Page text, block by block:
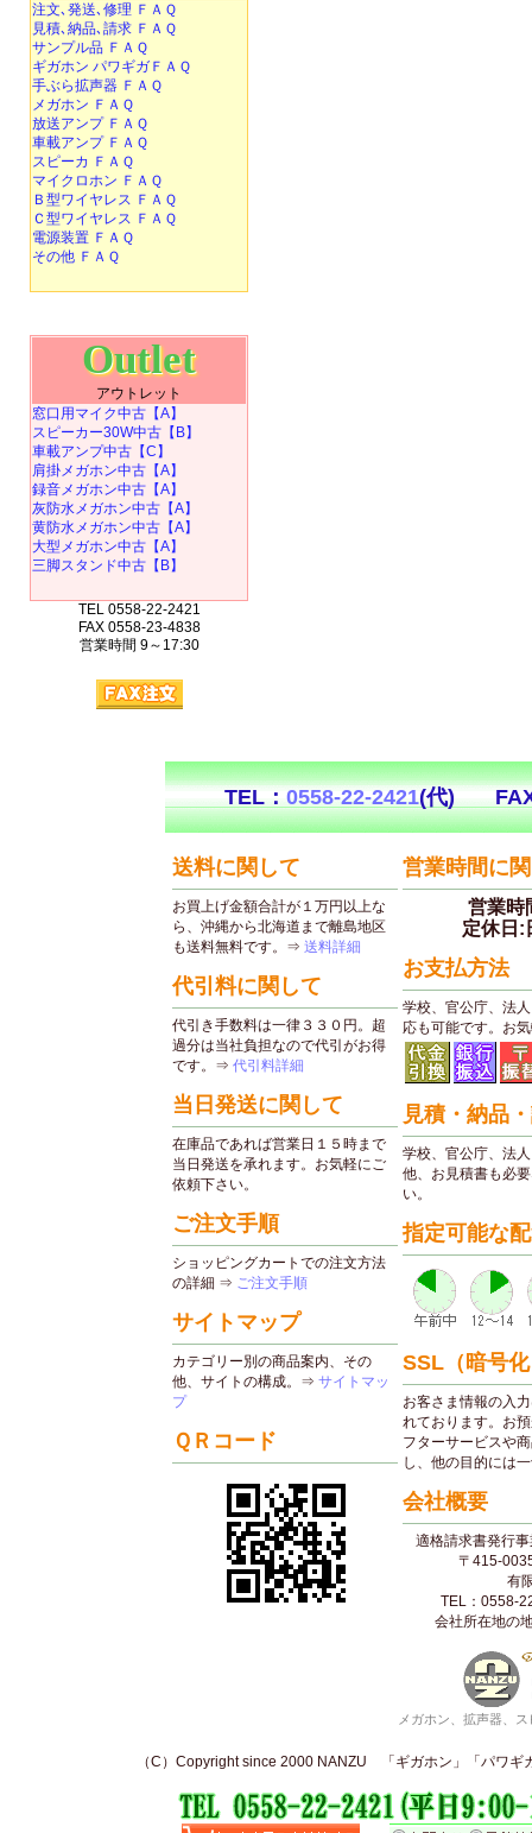
注文､発送､修理 ＦＡＱ
見積､納品､請求 ＦＡＱ
サンプル品 ＦＡＱ
ギガホン パワギガＦＡＱ
手ぶら拡声器 ＦＡＱ
メガホン ＦＡＱ
放送アンプ ＦＡＱ
車載アンプ ＦＡＱ
スピーカ ＦＡＱ
マイクロホン ＦＡＱ
Ｂ型ワイヤレス ＦＡＱ
Ｃ型ワイヤレス ＦＡＱ
電源装置 ＦＡＱ
その他 ＦＡＱ
Outlet
アウトレット
窓口用マイク中古【A】
スピーカー30W中古【B】
車載アンプ中古【C】
肩掛メガホン中古【A】
録音メガホン中古【A】
灰防水メガホン中古【A】
黄防水メガホン中古【A】
大型メガホン中古【A】
三脚スタンド中古【B】
TEL 0558-22-2421
FAX 0558-23-4838
営業時間 9～17:30